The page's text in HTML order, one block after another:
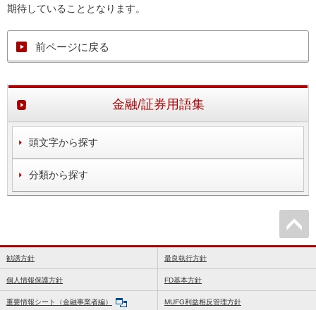
期待していることとなります。
前ページに戻る
金融/証券用語集
頭文字から探す
分類から探す
勧誘方針 最良執行方針
個人情報保護方針 FD基本方針
重要情報シート（金融事業者編） MUFG利益相反管理方針